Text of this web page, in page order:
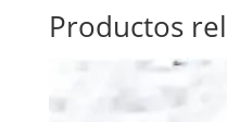
Productos